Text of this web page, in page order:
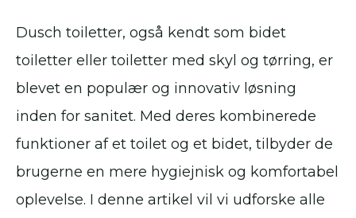
Dusch toiletter, også kendt som bidet
toiletter eller toiletter med skyl og tørring, er
blevet en populær og innovativ løsning
inden for sanitet. Med deres kombinerede
funktioner af et toilet og et bidet, tilbyder de
brugerne en mere hygiejnisk og komfortabel
oplevelse. I denne artikel vil vi udforske alle